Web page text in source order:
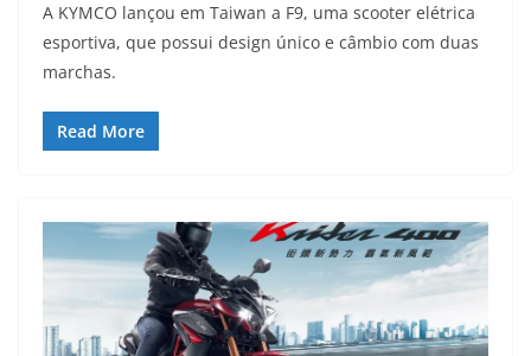
A KYMCO lançou em Taiwan a F9, uma scooter elétrica
esportiva, que possui design único e câmbio com duas
marchas.
Read More